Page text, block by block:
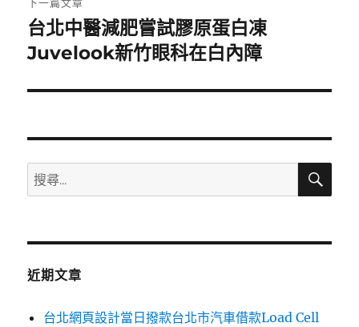
下
一
文
台北中醫減肥嘗試膠原蛋白凍
Juvelook新竹眼科在白內障
搜
尋
鍵
搜
近期文章
台北網頁設計當日撥款台北市汽車借款Load Cell